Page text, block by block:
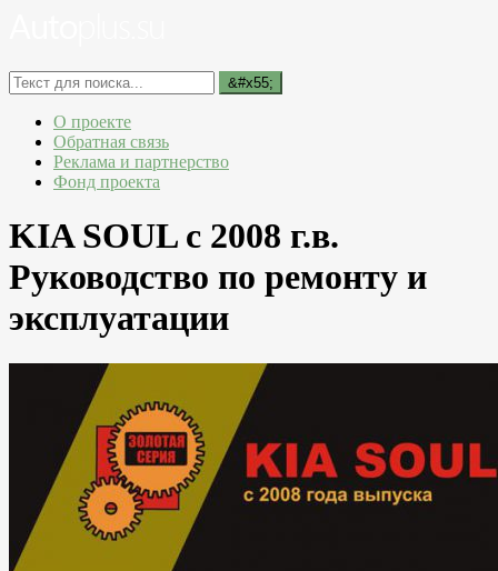
О проекте
Обратная связь
Реклама и партнерство
Фонд проекта
KIA SOUL с 2008 г.в.
Руководство по ремонту и
эксплуатации